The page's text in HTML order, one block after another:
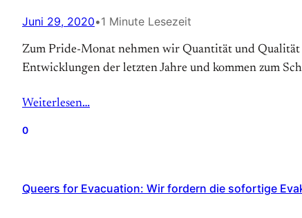
Juni 29, 2020•1 Minute Lesezeit
Zum Pride-Monat nehmen wir Quantität und Qualität
Entwicklungen der letzten Jahre und kommen zum
Weiterlesen…
0
Queers for Evacuation: Wir fordern die sofortige